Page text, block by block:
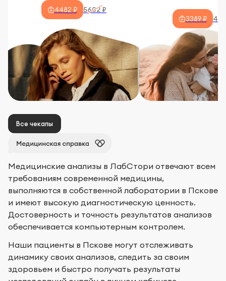
4482 ₽ 5602 ₽
3389 ₽
Все чекапы
Медицинские анализы в ЛабСтори отвечают всем
требованиям современной медицины,
выполняются в собственной лаборатории в Пскове
и имеют высокую диагностическую ценность.
Достоверность и точность результатов анализов
обеспечивается компьютерным контролем.
Наши пациенты в Пскове могут отслеживать
динамику своих анализов, следить за своим
здоровьем и быстро получать результаты